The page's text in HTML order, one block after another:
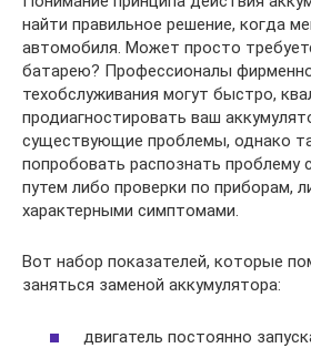
найти правильное решение, когда
автомобиля. Может просто
батарею? Профессионалы
техобслуживания могут быстро,
продиагностировать ваш
существующие проблемы, однако
попробовать распознать проблему
путем либо проверки по приборам,
характерными симптомами.
Вот набор показателей, которые
заняться заменой аккумулятора:
двигатель постоянно